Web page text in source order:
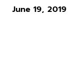
June 19, 2019